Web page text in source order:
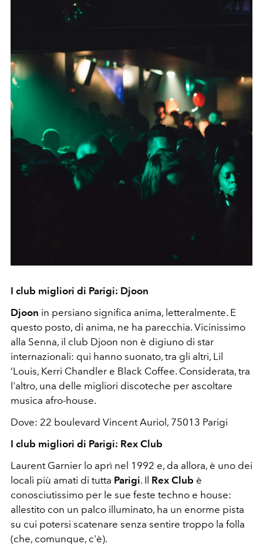
I club migliori di Parigi: Djoon
Djoon in persiano significa anima, letteralmente. E
questo posto, di anima, ne ha parecchia. Vicinissimo
alla Senna, il club Djoon non è digiuno di star
internazionali: qui hanno suonato, tra gli altri, Lil
‘Louis, Kerri Chandler e Black Coffee. Considerata, tra
l'altro, una delle migliori discoteche per ascoltare
musica afro-house.
Dove: 22 boulevard Vincent Auriol, 75013 Parigi
I club migliori di Parigi: Rex Club
Laurent Garnier lo aprì nel 1992 e, da allora, è uno dei
locali più amati di tutta Parigi. Il Rex Club è
conosciutissimo per le sue feste techno e house:
allestito con un palco illuminato, ha un enorme pista
su cui potersi scatenare senza sentire troppo la folla
(che, comunque, c'è).